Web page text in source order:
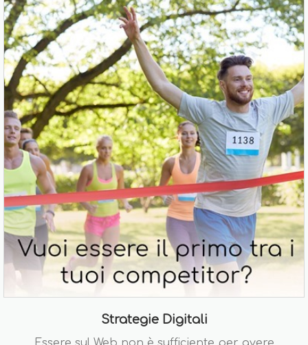
Strategie Digitali